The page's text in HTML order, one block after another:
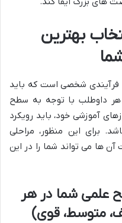
بهترین
شخصی است که باید
داوطلب با توجه به سطح
آموزشی خود، باید رویکرد
برای این منظور، مراحلی
آن ها می تواند شما را در این
علمی شما در هر
متوسط، قوی)